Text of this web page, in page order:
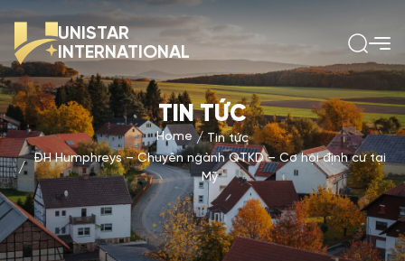
UNISTAR
INTERNATIONAL
TIN TỨC
Home
Tin tức
ĐH Humphreys – Chuyên ngành QTKD – Cơ hội định cư tại
Mỹ